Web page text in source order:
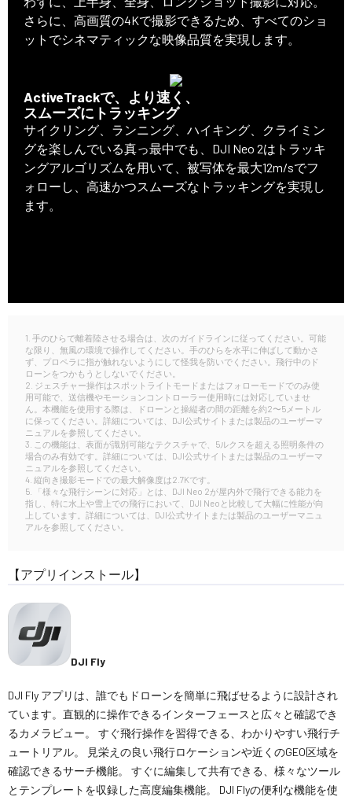
さらに、高画質の4Kで撮影できるため、すべてのショ
ットでシネマティックな映像品質を実現します。
ActiveTrackで、より速く、
スムーズにトラッキング
サイクリング、ランニング、ハイキング、クライミン
グを楽しんでいる真っ最中でも、DJI Neo 2はトラッキ
ングアルゴリズムを用いて、被写体を最大12m/sでフ
ォローし、高速かつスムーズなトラッキングを実現し
ます。
1. 手のひらで離着陸させる場合は、次のガイドラインに従ってください。可能
な限り、無風の環境で操作してください。手のひらを水平に伸ばして動かさ
ず、プロペラに指が触れないようにして怪我を防いでください。飛行中のド
ローンをつかもうとしないでください。
2. ジェスチャー操作はスポットライトモードまたはフォローモードでのみ使
用可能で、送信機やモーションコントローラー使用時には対応していませ
ん。本機能を使用する際は、ドローンと操縦者の間の距離を約2〜5メートル
に保ってください。詳細については、DJI公式サイトまたは製品のユーザーマ
ニュアルを参照してください。
3. この機能は、表面が識別可能なテクスチャで、5ルクスを超える照明条件の
場合のみ有効です。詳細については、DJI公式サイトまたは製品のユーザーマ
ニュアルを参照してください。
4. 縦向き撮影モードでの最大解像度は2.7Kです。
5. 「様々な飛行シーンに対応」とは、DJI Neo 2が屋内外で飛行できる能力を
指し、特に水上や雪上での飛行において、DJI Neoと比較して大幅に性能が向
上しています。詳細については、DJI公式サイトまたは製品のユーザーマニュ
アルを参照してください。
【アプリインストール】
DJI Fly
DJI Fly アプリは、誰でもドローンを簡単に飛ばせるように設計され
ています。直観的に操作できるインターフェースと広々と確認でき
るカメラビュー。 すぐ飛行操作を習得できる、わかりやすい飛行チ
ュートリアル。 見栄えの良い飛行ロケーションや近くのGEO区域を
確認できるサーチ機能。 すぐに編集して共有できる、様々なツール
とテンプレートを収録した高度編集機能。 DJI Flyの便利な機能を使